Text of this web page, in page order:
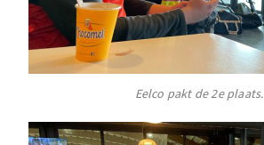
Eelco pakt de 2e plaats.